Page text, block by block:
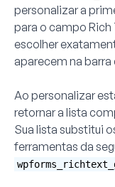
personalizar a
para o campo Rich
escolher
aparecem na
Ao personalizar
retornar a lista
Sua lista substitui
ferramentas da